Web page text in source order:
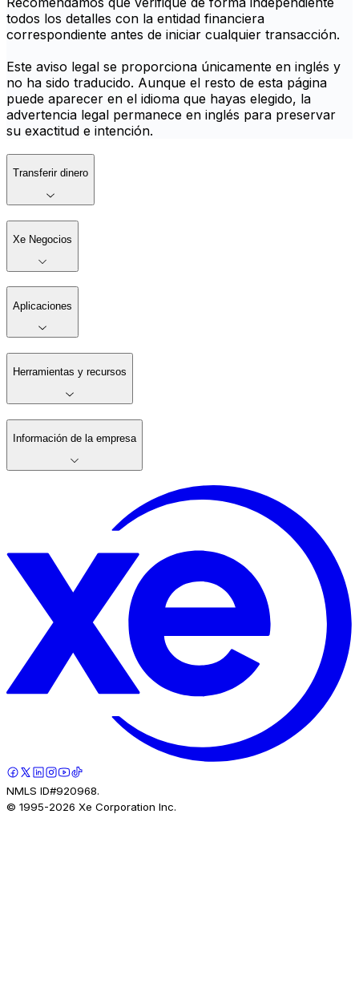
todos los detalles con la entidad financiera
correspondiente antes de iniciar cualquier transacción.
Este aviso legal se proporciona únicamente en inglés y
no ha sido traducido. Aunque el resto de esta página
puede aparecer en el idioma que hayas elegido, la
advertencia legal permanece en inglés para preservar
su exactitud e intención.
Transferir dinero
Xe Negocios
Aplicaciones
Herramientas y recursos
Información de la empresa
NMLS ID#920968.
© 1995-2026 Xe Corporation Inc.